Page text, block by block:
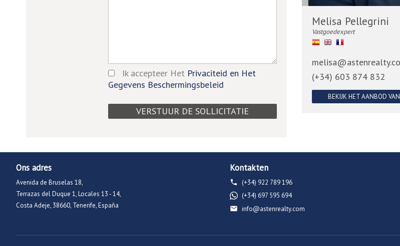
Ik accepteer Het Privaciteid en Het
Gegevens Beschermingsbeleid
Melisa Pellegrini
Vastgoedexpert
(+34) 603 874 832
BEKIJK HET AANBOD
Ons adres
Avenida de Bruselas 18,
Terrazas del Duque 1, Locales 13 - 14,
Costa Adeje, 38660, Tenerife, España
Kontakten
(+34) 922 789 196
(+34) 697 595 694
info@astenrealty.com